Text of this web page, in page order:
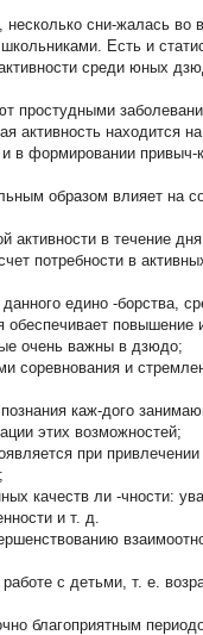
сни-жалась во
Есть и
среди юных
простудными
активность находится
в формировании привыч-
образом влияет на
активности в течение
потребности в
едино -борства,
очень важны в дзюдо;
соревнования и
каж-дого
этих возможностей;
при
качеств ли -чности:
и т. д.
с детьми, т. е.
благоприятным